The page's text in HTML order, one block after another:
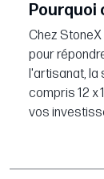
Pourquoi
Chez
pour
l'artisanat, la
compris 12 x
vos